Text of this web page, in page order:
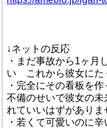
↓ネットの反応
・まだ事故から1ヶ月
い これから彼女にた
・完全にその看板を
不備のせいで彼女の
れていいはずがありま
・若くて可愛いのに